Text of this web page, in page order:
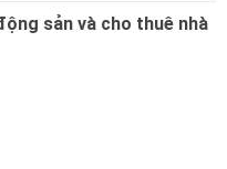
sản và cho thuê nhà